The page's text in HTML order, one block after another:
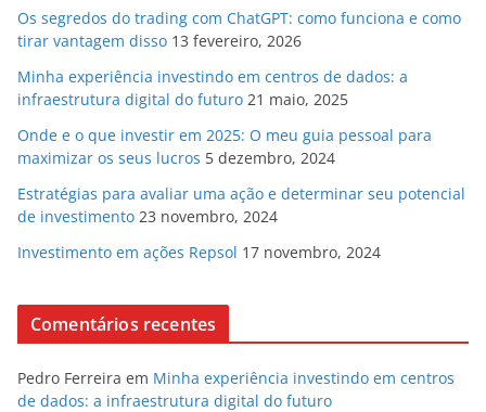
Os segredos do trading com ChatGPT: como funciona e como
tirar vantagem disso 13 fevereiro, 2026
Minha experiência investindo em centros de dados: a
infraestrutura digital do futuro 21 maio, 2025
Onde e o que investir em 2025: O meu guia pessoal para
maximizar os seus lucros 5 dezembro, 2024
Estratégias para avaliar uma ação e determinar seu potencial
de investimento 23 novembro, 2024
Investimento em ações Repsol 17 novembro, 2024
Comentários recentes
Pedro Ferreira em Minha experiência investindo em centros
de dados: a infraestrutura digital do futuro